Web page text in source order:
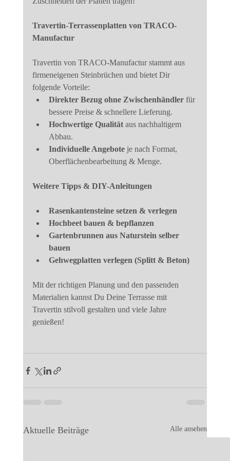
Travertin-Terrassenplatten von TRACO-
Manufactur
Travertin von TRACO-Manufactur stammt aus
firmeneigenen Steinbrüchen und bietet Dir
folgende Vorteile:
Direkter Bezug ohne Zwischenhändler für
bessere Preise & schnellere Lieferung.
Hochwertige Qualität aus nachhaltigem
Abbau.
Individuelle Angebote je nach Format,
Oberflächenbearbeitung & Menge.
Weitere Tipps & DIY-Anleitungen
Rasenkantensteine setzen & verlegen
Hochbeet bauen & bepflanzen
Gartenbrunnen aus Naturstein selber
bauen
Gehwegplatten verlegen (Splitt & Beton)
Mit der richtigen Planung und den passenden
Materialien kannst Du Deine Terrasse mit
Travertin stilvoll gestalten und viele Jahre
genießen!
Aktuelle Beiträge Alle ansehen